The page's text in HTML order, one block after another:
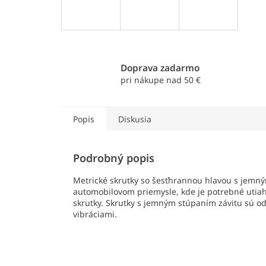
Doprava zadarmo
pri nákupe nad 50 €
Popis Diskusia
Podrobný popis
Metrické skrutky so šesťhrannou hlavou s
automobilovom priemysle, kde je potrebné
skrutky. Skrutky s jemným stúpaním závitu sú
vibráciami.